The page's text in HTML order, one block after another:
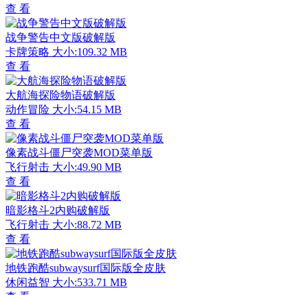
查 看
战争警告中文版破解版
卡牌策略 大小:109.32 MB
查 看
大航海探险物语破解版
动作冒险 大小:54.15 MB
查 看
像素战斗僵尸突袭MOD菜单版
飞行射击 大小:49.90 MB
查 看
暗影格斗2内购破解版
飞行射击 大小:88.72 MB
查 看
地铁跑酷subwaysurf国际版全皮肤
休闲益智 大小:533.71 MB